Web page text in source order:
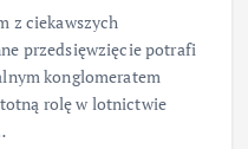
z ciekawszych
przedsięwzięcie potrafi
konglomeratem
rolę w lotnictwie